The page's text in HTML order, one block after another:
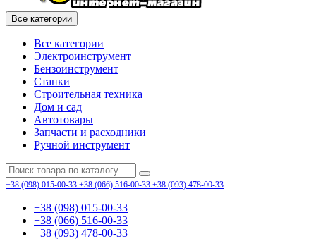
Все категории
Все категории
Электроинструмент
Бензоинструмент
Станки
Строительная техника
Дом и сад
Автотовары
Запчасти и расходники
Ручной инструмент
+38 (098) 015-00-33 +38 (066) 516-00-33 +38 (093) 478-00-33
+38 (098) 015-00-33
+38 (066) 516-00-33
+38 (093) 478-00-33